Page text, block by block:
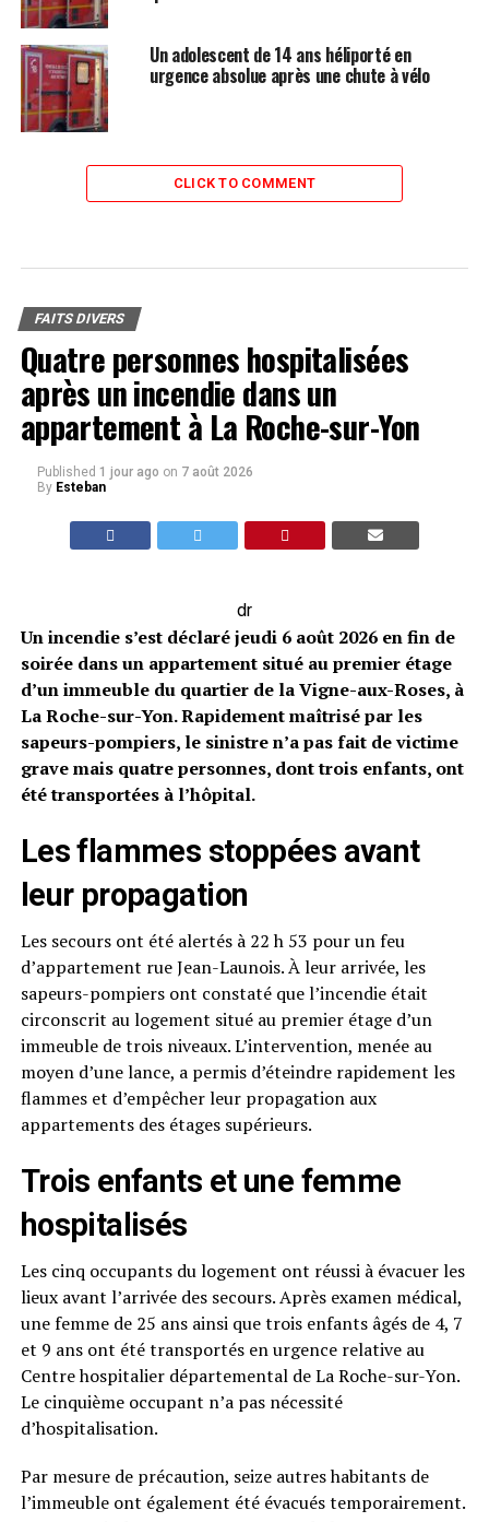
Un adolescent de 14 ans héliporté en
urgence absolue après une chute à vélo
CLICK TO COMMENT
FAITS DIVERS
Quatre personnes hospitalisées
après un incendie dans un
appartement à La Roche-sur-Yon
Published 1 jour ago on 7 août 2026
By Esteban
dr
Un incendie s’est déclaré jeudi 6 août 2026 en fin de
soirée dans un appartement situé au premier étage
d’un immeuble du quartier de la Vigne-aux-Roses, à
La Roche-sur-Yon. Rapidement maîtrisé par les
sapeurs-pompiers, le sinistre n’a pas fait de victime
grave mais quatre personnes, dont trois enfants, ont
été transportées à l’hôpital.
Les flammes stoppées avant
leur propagation
Les secours ont été alertés à 22 h 53 pour un feu
d’appartement rue Jean-Launois. À leur arrivée, les
sapeurs-pompiers ont constaté que l’incendie était
circonscrit au logement situé au premier étage d’un
immeuble de trois niveaux. L’intervention, menée au
moyen d’une lance, a permis d’éteindre rapidement les
flammes et d’empêcher leur propagation aux
appartements des étages supérieurs.
Trois enfants et une femme
hospitalisés
Les cinq occupants du logement ont réussi à évacuer les
lieux avant l’arrivée des secours. Après examen médical,
une femme de 25 ans ainsi que trois enfants âgés de 4, 7
et 9 ans ont été transportés en urgence relative au
Centre hospitalier départemental de La Roche-sur-Yon.
Le cinquième occupant n’a pas nécessité
d’hospitalisation.
Par mesure de précaution, seize autres habitants de
l’immeuble ont également été évacués temporairement.